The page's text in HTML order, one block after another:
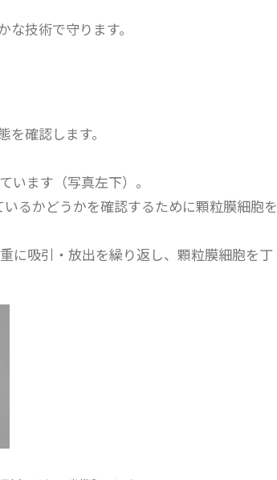
技術で守ります。
確認します。
います（写真左下）。
るかどうかを確認するために顆粒膜細胞を
に吸引・放出を繰り返し、顆粒膜細胞を丁